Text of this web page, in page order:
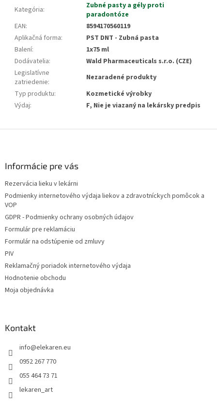
Kategória:
Zubné pasty a gély proti
paradontóze
EAN:
8594170560119
Aplikačná forma:
PST DNT - Zubná pasta
Balení:
1x75 ml
Dodávatelia:
Wald Pharmaceuticals s.r.o. (CZE)
Legislatívne
zatriedenie:
Nezaradené produkty
Typ produktu:
Kozmetické výrobky
Výdaj: F, Nie je viazaný na lekársky predpis
Informácie pre vás
Rezervácia lieku v lekárni
Podmienky internetového výdaja liekov a zdravotníckych pomôcok a
VOP
GDPR - Podmienky ochrany osobných údajov
Formulár pre reklamáciu
Formulár na odstúpenie od zmluvy
PIV
Reklamačný poriadok internetového výdaja
Hodnotenie obchodu
Moja objednávka
Kontakt
info@elekaren.eu
0952 267 770
055 464 73 71
lekaren_art